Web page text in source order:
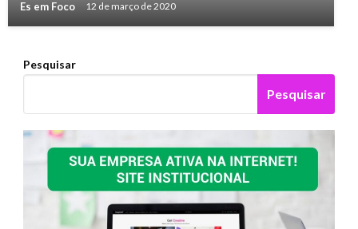
Es em Foco 12 de março de 2020
Pesquisar
Pesquisar